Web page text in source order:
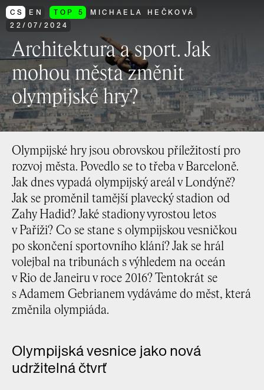
CS EN TOP 5
MICHAELA HEČKOVÁ
22/ 07/ 2024
Architektura a sport. Jak
mohou města změnit
olympijské hry?
Olympijské hry jsou obrovskou příležitostí pro
rozvoj města. Povedlo se to třeba v Barceloně.
Jak dnes vypadá olympijský areál v Londýně?
Jak se proměnil tamější plavecký stadion od
Zahy Hadid? Jaké stadiony vyrostou letos
v Paříži? Co se stane s olympijskou vesničkou
po skončení sportovního klání? Jak se hrál
volejbal na tribunách s výhledem na oceán
v Rio de Janeiru v roce 2016? Tentokrát se
s Adamem Gebrianem vydáváme do měst, která
změnila olympiáda.
Olympijská vesnice jako nová
udržitelná čtvrť